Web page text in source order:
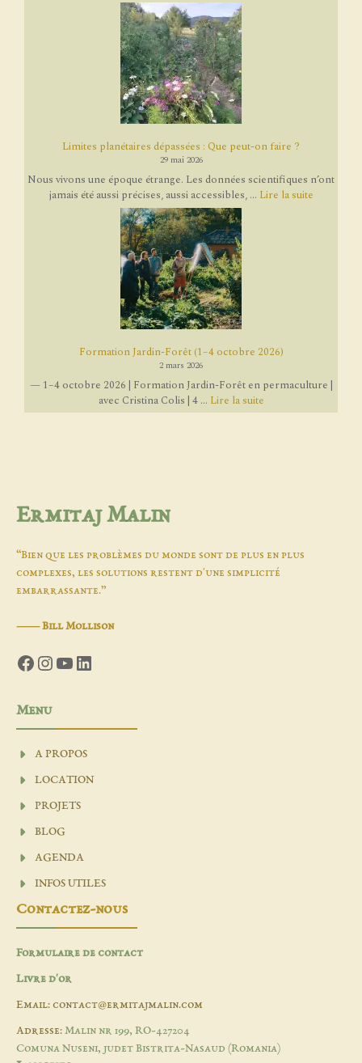
Limites planétaires dépassées : Que peut-on faire ?
29 mai 2026
Nous vivons une époque étrange. Les données scientifiques n’ont
jamais été aussi précises, aussi accessibles, ... Lire la suite
Formation Jardin-Forêt (1–4 octobre 2026)
2 mars 2026
— 1–4 octobre 2026 | Formation Jardin-Forêt en permaculture |
avec Cristina Colis | 4 ... Lire la suite
Ermitaj Malin
“Bien que les problèmes du monde sont de plus en plus
complexes, les solutions restent d'une simplicité
embarrassante.”
―Bill Mollison
Facebook
Instagram
YouTube
LinkedIn
Menu
A PROPOS
LOCATION
PROJETS
BLOG
AGENDA
INFOS UTILES
Contactez-nous
Formulaire de contact
Livre d'or
Email: contact@ermitajmalin.com
Adresse: Malin nr 199, RO-427204
Comuna Nuseni, judet Bistrita-Nasaud (Romania)